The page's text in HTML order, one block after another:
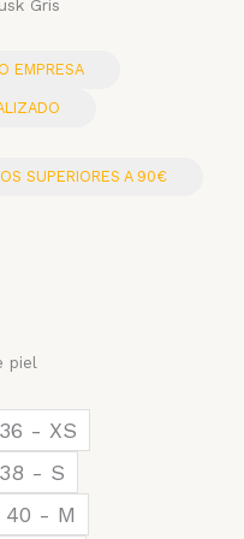
EMPRESA
SUPERIORES A 90€
piel
- XS
- S
40 - M